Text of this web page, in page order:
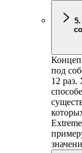
под
12 раз.